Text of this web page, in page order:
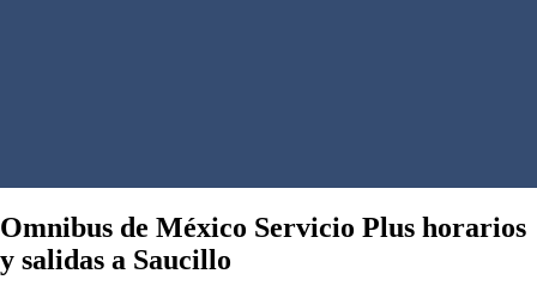
Omnibus de México Servicio Plus horarios
y salidas a Saucillo